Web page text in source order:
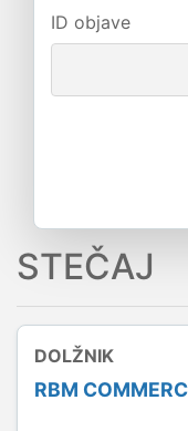
ID objave
STEČAJ
DOLŽNIK
RBM